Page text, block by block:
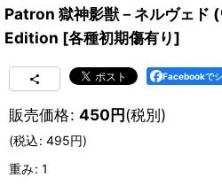
Patron 獄神影獣－ネルヴェド
Edition [各種初期傷有り]
Facebookで
販売価格: 450円(税別)
(税込: 495円)
重み: 1